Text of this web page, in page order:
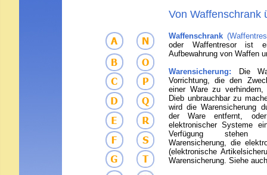
Von Waffenschrank
Waffenschrank
oder Waffentresor ist
Aufbewahrung von Waffen
Warensicherung:
Die
Vorrichtung, die den
einer Ware zu
Dieb unbrauchbar zu
wird die Warensicherung
der Ware entfernt,
elektronischer Systeme
Verfügung stehen
Warensicherung, die
(elektronische
Warensicherung. Siehe